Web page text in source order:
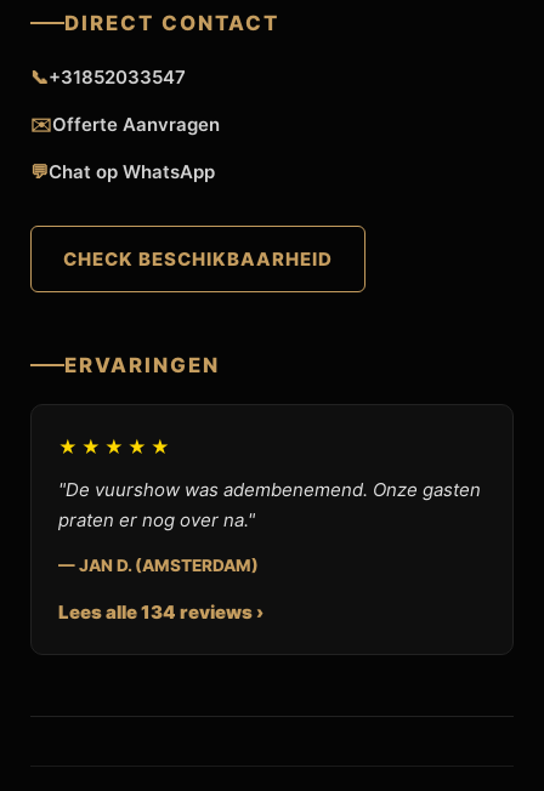
DIRECT CONTACT
📞+31852033547
✉️Offerte Aanvragen
💬Chat op WhatsApp
CHECK BESCHIKBAARHEID
ERVARINGEN
★★★★★
"De vuurshow was adembenemend. Onze gasten
praten er nog over na."
— JAN D. (AMSTERDAM)
Lees alle 134 reviews ›